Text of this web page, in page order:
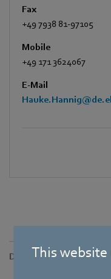
This website
Fax
+49 7938 81-97105
Mobile
+49 171 3624067
E-Mail
Downloads